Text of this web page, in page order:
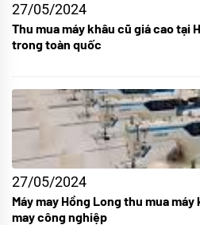
27/05/2024
Thu mua máy khâu cũ giá cao tại
trong toàn quốc
27/05/2024
Máy may Hồng Long thu mua
may công nghiệp